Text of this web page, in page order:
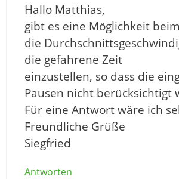
Hallo Matthias,
gibt es eine Möglichkeit
die
die gefahrene Zeit
einzustellen, so dass die
Pausen nicht berücksichtigt
Für eine Antwort wäre ich
Freundliche Grüße
Siegfried
Antworten